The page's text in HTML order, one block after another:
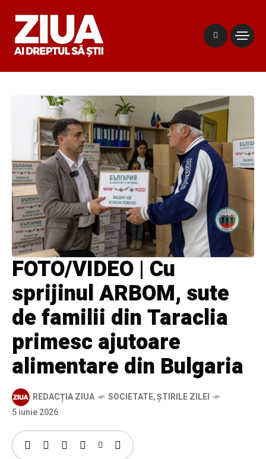
FOTO/VIDEO | Cu
sprijinul ARBOM, sute
de familii din Taraclia
primesc ajutoare
alimentare din Bulgaria
REDACȚIA ZIUA SOCIETATE,ȘTIRILE ZILEI
5 iunie 2026